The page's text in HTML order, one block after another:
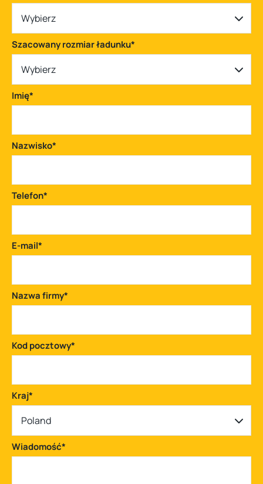
Wybierz
Szacowany rozmiar ładunku*
Wybierz
Imię*
Nazwisko*
Telefon*
E-mail*
Nazwa firmy*
Kod pocztowy*
Kraj*
Poland
Wiadomość*